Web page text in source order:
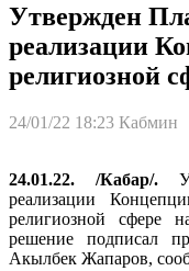
Утвержден
реализации
религиозной
24/01/22 18:23 Кабмин
24.01.22. /Кабар/.
реализации
религиозной сфере
решение подписал
Акылбек Жапаров,